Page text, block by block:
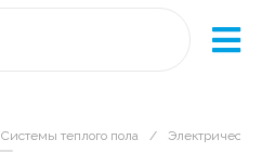
Системы теплого пола /